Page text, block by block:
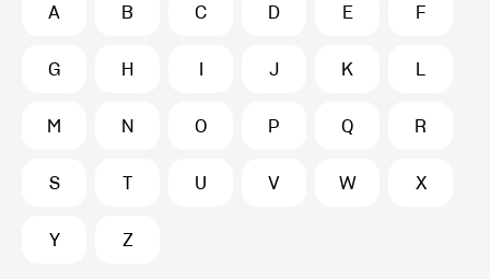
A B C D E F
G H I J K L
M N O P Q R
S T U V W X
Y Z